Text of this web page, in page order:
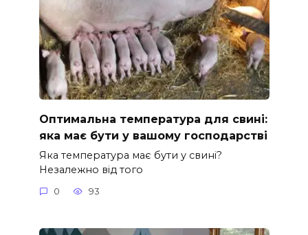
Оптимальна температура для свині:
яка має бути у вашому господарстві
Яка температура має бути у свині?
Незалежно від того
0 93